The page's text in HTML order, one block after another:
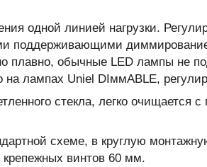
одной линией нагрузки.
поддерживающими
плавно, обычные LED лампы не
на лампах Uniel DIммABLE,
стекла, легко
схеме, в круглую
винтов 60 мм.